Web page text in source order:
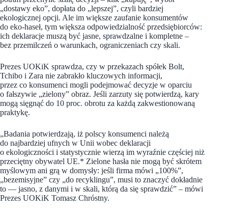
„dostawy eko”, dopłata do „lepszej”, czyli bardziej
ekologicznej opcji. Ale im większe zaufanie konsumentów
do eko-haseł, tym większa odpowiedzialność przedsiębiorców:
ich deklaracje muszą być jasne, sprawdzalne i kompletne –
bez przemilczeń o warunkach, ograniczeniach czy skali.
Prezes UOKiK sprawdza, czy w przekazach spółek Bolt,
Tchibo i Zara nie zabrakło kluczowych informacji,
przez co konsumenci mogli podejmować decyzje w oparciu
o fałszywie „zielony” obraz. Jeśli zarzuty się potwierdzą, kary
mogą sięgnąć do 10 proc. obrotu za każdą zakwestionowaną
praktykę.
„Badania potwierdzają, iż polscy konsumenci należą
do najbardziej ufnych w Unii wobec deklaracji
o ekologiczności i statystycznie wierzą im wyraźnie częściej niż
przeciętny obywatel UE.* Zielone hasła nie mogą być skrótem
myślowym ani grą w domysły: jeśli firma mówi „100%”,
„bezemisyjne” czy „do recyklingu”, musi to znaczyć dokładnie
to — jasno, z danymi i w skali, którą da się sprawdzić” – mówi
Prezes UOKiK Tomasz Chróstny.